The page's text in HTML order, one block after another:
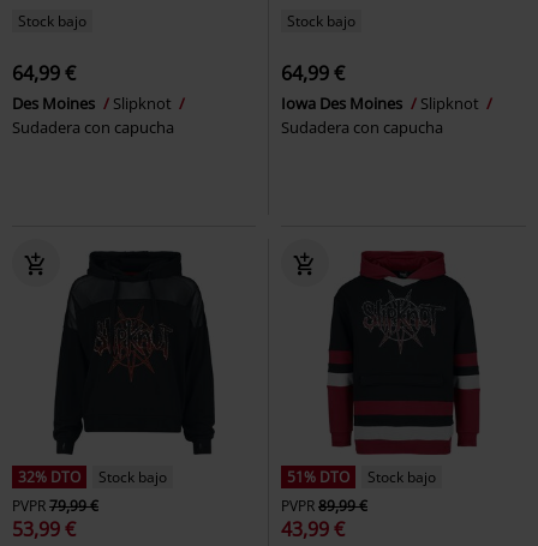
Stock bajo
64,99 €
Des Moines
Slipknot
Sudadera con capucha
Stock bajo
64,99 €
Iowa Des Moines
Slipknot
Sudadera con capucha
32% DTO
Stock bajo
PVPR79,99 €
53,99 €
51% DTO
Stock bajo
PVPR89,99 €
43,99 €